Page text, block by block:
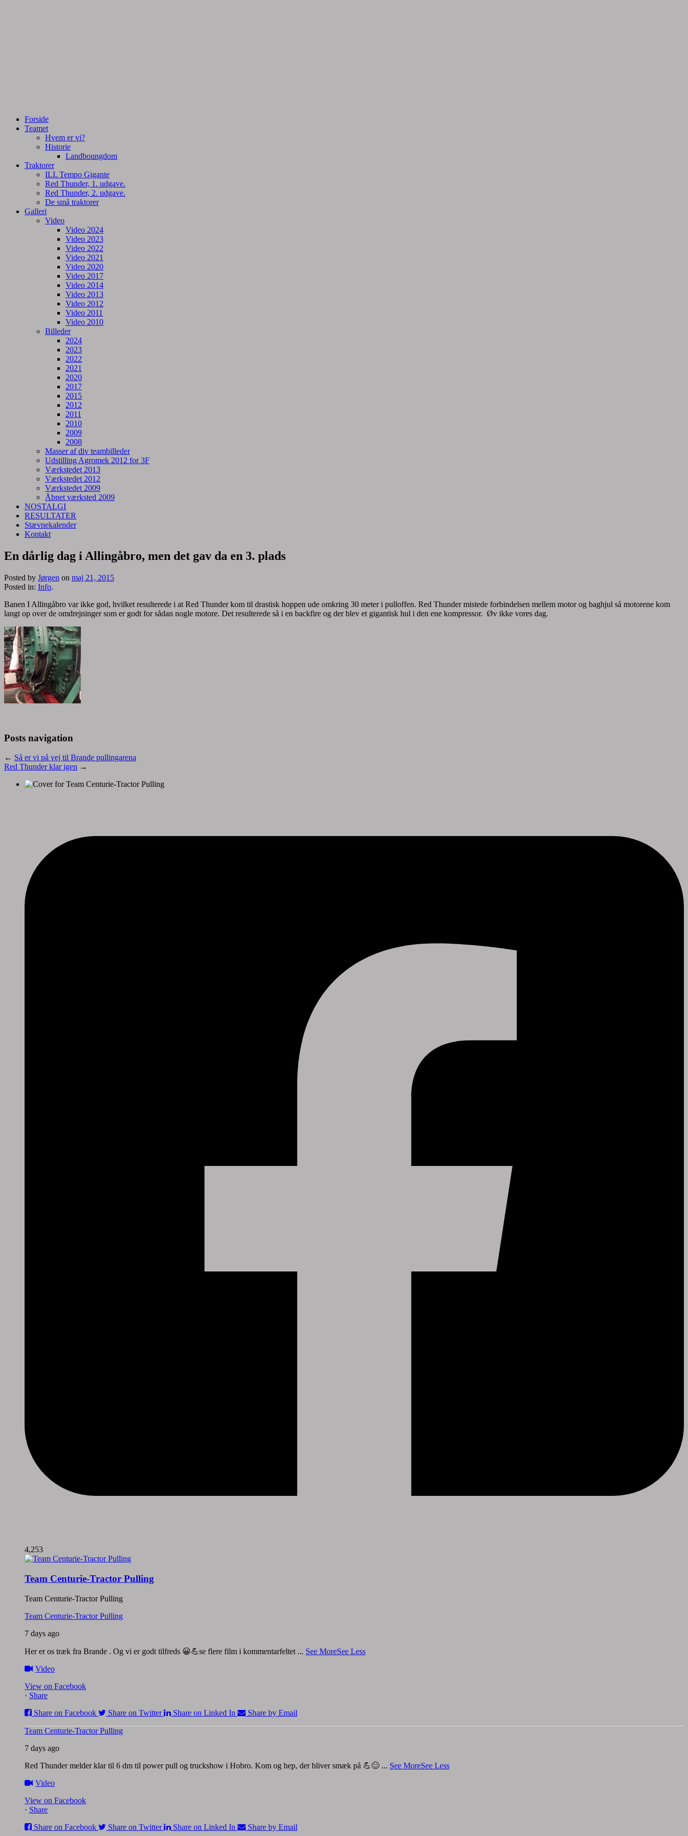
Forside
Teamet
Hvem er vi?
Historie
Landboungdom
Traktorer
ILL Tempo Gigante
Red Thunder, 1. udgave.
Red Thunder, 2. udgave.
De små traktorer
Galleri
Video
Video 2024
Video 2023
Video 2022
Video 2021
Video 2020
Video 2017
Video 2014
Video 2013
Video 2012
Video 2011
Video 2010
Billeder
2024
2023
2022
2021
2020
2017
2015
2012
2011
2010
2009
2008
Masser af div teambilleder
Udstilling Agromek 2012 for 3F
Værkstedet 2013
Værkstedet 2012
Værkstedet 2009
Åbnet værksted 2009
NOSTALGI
RESULTATER
Stævnekalender
Kontakt
En dårlig dag i Allingåbro, men det gav da en 3. plads
Posted by Jørgen on maj 21, 2015
Posted in: Info.
Banen I Allingåbro var ikke god, hvilket resulterede i at Red Thunder kom til drastisk hoppen ude omkring 30 meter i pulloffen. Red Thunder mistede forbindelsen mellem motor og baghjul så motorene kom
langt op over de omdrejninger som er godt for sådan nogle motore. Det resulterede så i en backfire og der blev et gigantisk hul i den ene kompressor. Øv ikke vores dag.
Posts navigation
← Så er vi på vej til Brande pullingarena
Red Thunder klar igen →
4,253
Team Centurie-Tractor Pulling
Team Centurie-Tractor Pulling
Team Centurie-Tractor Pulling
7 days ago
Her er os træk fra Brande . Og vi er godt tilfreds 😀💪se flere film i kommentarfeltet ... See MoreSee Less
Video
View on Facebook
· Share
Share on Facebook
Share on Twitter Share on Linked In Share by Email
Team Centurie-Tractor Pulling
7 days ago
Red Thunder melder klar til 6 dm til power pull og truckshow i Hobro. Kom og hep, der bliver smæk på 💪😊 ... See MoreSee Less
Video
View on Facebook
· Share
Share on Facebook
Share on Twitter Share on Linked In Share by Email